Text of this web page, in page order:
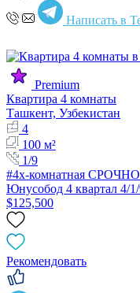
Написать в
Premium
Квартира 4 комнаты
Ташкент, Узбекистан
4
100 м²
1/9
#4х-комнатная
Юнусобод 4 квартал
$125,500
Рекомендовать